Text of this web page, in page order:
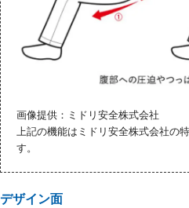
画像提供：ミドリ安全株式会社
上記の機能はミドリ安全株式会社の
す。
デザイン面